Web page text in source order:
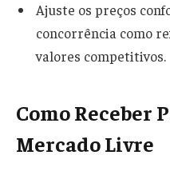
Ajuste os preços
concorrência como
valores competitivos.
Como Receber
Mercado Livre